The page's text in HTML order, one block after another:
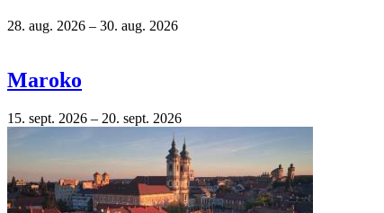
28. aug. 2026 – 30. aug. 2026
Maroko
15. sept. 2026 – 20. sept. 2026